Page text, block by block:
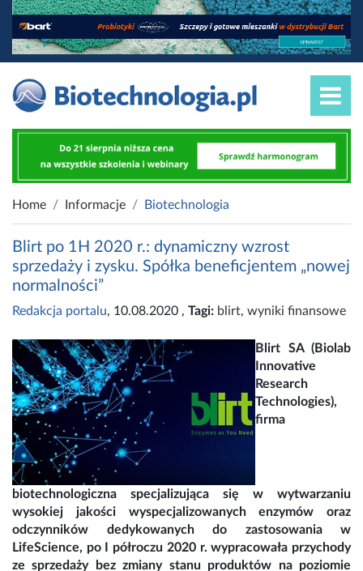
Home Informacje Biotechnologia
Blirt po 1H 2020 r.: dynamiczny wzrost
sprzedaży i zysku. Spółka beneficjentem „nowej
normalności”
Redakcja portalu, 10.08.2020 , Tagi: blirt, wyniki finansowe
Blirt SA (Biolab
Innovative
Research
Technologies),
firma
biotechnologiczna specjalizująca się w wytwarzaniu
wysokiej jakości wyspecjalizowanych enzymów oraz
odczynników dedykowanych do zastosowania w
LifeScience, po I półroczu 2020 r. wypracowała przychody
ze sprzedaży bez zmiany stanu produktów na poziomie